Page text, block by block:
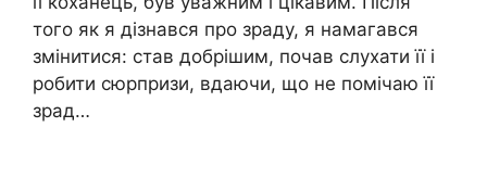
того як я дізнався про зраду, я намагався
змінитися: став добрішим, почав слухати її і
робити сюрпризи, вдаючи, що не помічаю її
зрад…